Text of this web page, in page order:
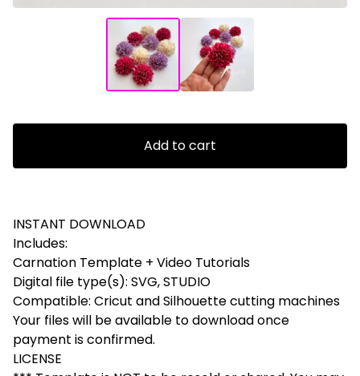
Add to cart
INSTANT DOWNLOAD
Includes:
Carnation Template + Video Tutorials
Digital file type(s): SVG, STUDIO
Compatible: Cricut and Silhouette cutting machines
Your files will be available to download once
payment is confirmed.
LICENSE